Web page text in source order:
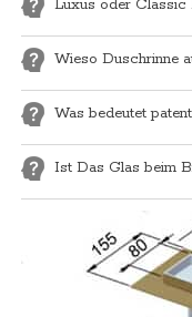
Luxus oder Classic
Wieso Duschrinne
Was bedeutet
Ist Das Glas beim